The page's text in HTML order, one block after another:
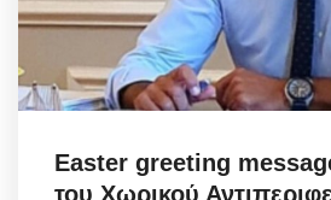
Easter greeting
του Χωρικού